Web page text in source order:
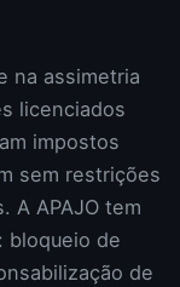
na assimetria
licenciados
impostos
sem restrições
A APAJO tem
bloqueio de
de